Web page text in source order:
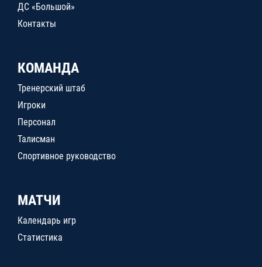
ДС «Большой»
Контакты
КОМАНДА
Тренерский штаб
Игроки
Персонал
Талисман
Спортивное руководство
МАТЧИ
Календарь игр
Статистика